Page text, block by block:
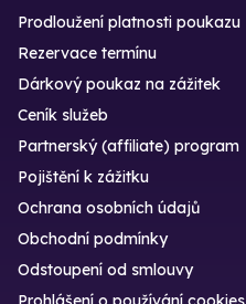
Prodloužení platnosti poukazu
Rezervace termínu
Dárkový poukaz na zážitek
Ceník služeb
Partnerský (affiliate) program
Pojištění k zážitku
Ochrana osobních údajů
Obchodní podmínky
Odstoupení od smlouvy